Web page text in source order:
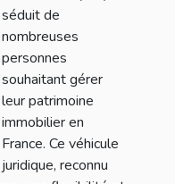
séduit de
nombreuses
personnes
souhaitant gérer
leur patrimoine
immobilier en
France. Ce véhicule
juridique, reconnu